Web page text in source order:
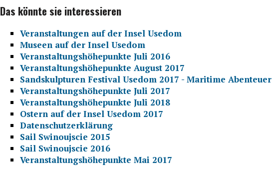
Das könnte sie interessieren
Veranstaltungen auf der Insel Usedom
Museen auf der Insel Usedom
Veranstaltungshöhepunkte Juli 2016
Veranstaltungshöhepunkte August 2017
Sandskulpturen Festival Usedom 2017 - Maritime Abenteuer
Veranstaltungshöhepunkte Juli 2017
Veranstaltungshöhepunkte Juli 2018
Ostern auf der Insel Usedom 2017
Datenschutzerklärung
Sail Swinoujscie 2015
Sail Swinoujscie 2016
Veranstaltungshöhepunkte Mai 2017